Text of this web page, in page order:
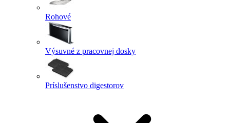
Rohové
Výsuvné z pracovnej dosky
Príslušenstvo digestorov